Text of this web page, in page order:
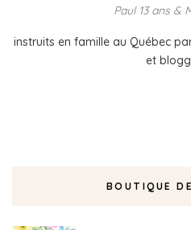
Paul 13 ans &
instruits en famille au Québec
et
BOUTIQUE